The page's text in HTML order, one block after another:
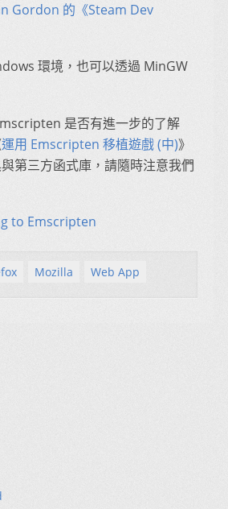
Gordon 的《Steam Dev
環境，也可以透過 MinGW
是否有進一步的了解
運用 Emscripten 移植遊戲 (中)》
第三方函式庫，請隨時注意我們
to Emscripten
Mozilla Web App